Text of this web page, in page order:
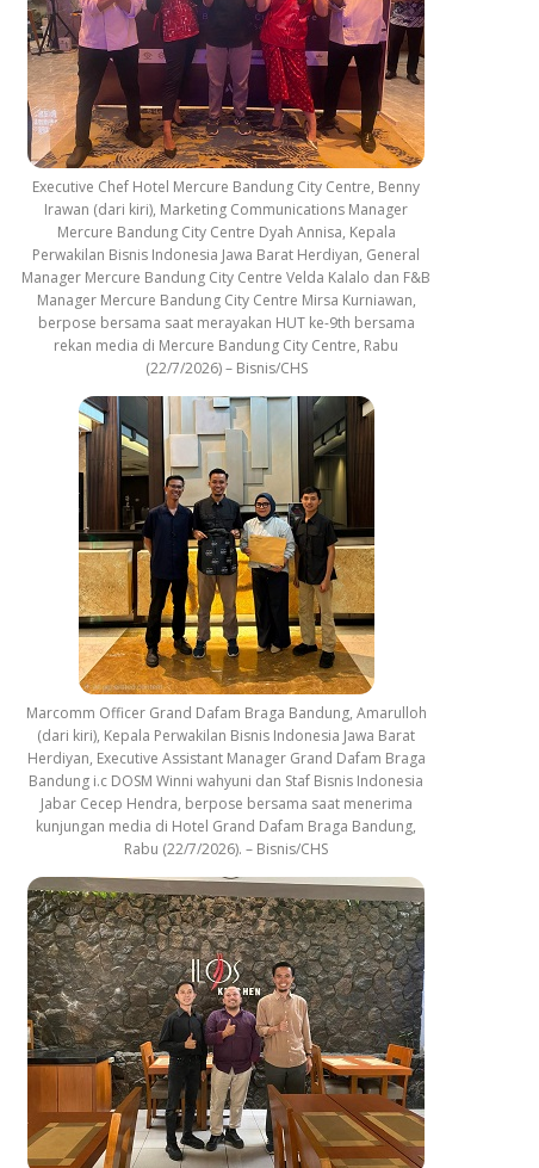
Executive Chef Hotel Mercure Bandung City Centre, Benny
Irawan (dari kiri), Marketing Communications Manager
Mercure Bandung City Centre Dyah Annisa, Kepala
Perwakilan Bisnis Indonesia Jawa Barat Herdiyan, General
Manager Mercure Bandung City Centre Velda Kalalo dan F&B
Manager Mercure Bandung City Centre Mirsa Kurniawan,
berpose bersama saat merayakan HUT ke-9th bersama
rekan media di Mercure Bandung City Centre, Rabu
(22/7/2026) – Bisnis/CHS
Marcomm Officer Grand Dafam Braga Bandung, Amarulloh
(dari kiri), Kepala Perwakilan Bisnis Indonesia Jawa Barat
Herdiyan, Executive Assistant Manager Grand Dafam Braga
Bandung i.c DOSM Winni wahyuni dan Staf Bisnis Indonesia
Jabar Cecep Hendra, berpose bersama saat menerima
kunjungan media di Hotel Grand Dafam Braga Bandung,
Rabu (22/7/2026). – Bisnis/CHS